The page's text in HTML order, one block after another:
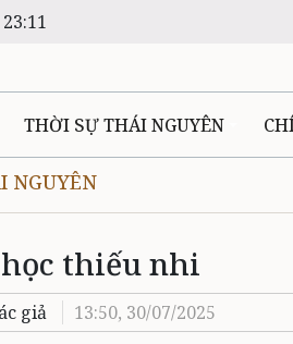
THỜI SỰ THÁI NGUYÊN
NGUYÊN
thiếu nhi
giả 13:50, 30/07/2025